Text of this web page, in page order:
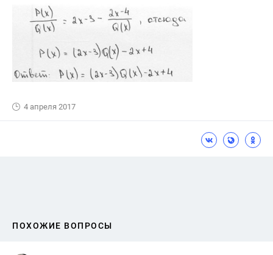
4 апреля 2017
ПОХОЖИЕ ВОПРОСЫ